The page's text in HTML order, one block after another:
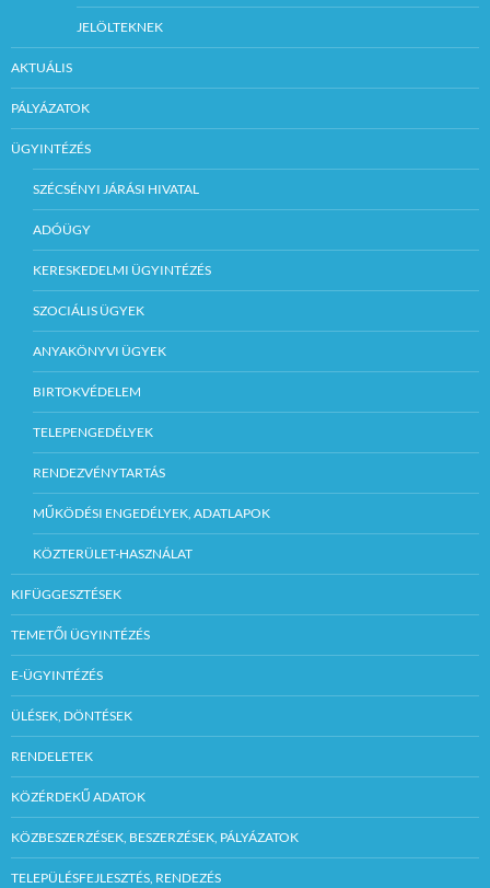
JELÖLTEKNEK
AKTUÁLIS
PÁLYÁZATOK
ÜGYINTÉZÉS
SZÉCSÉNYI JÁRÁSI HIVATAL
ADÓÜGY
KERESKEDELMI ÜGYINTÉZÉS
SZOCIÁLIS ÜGYEK
ANYAKÖNYVI ÜGYEK
BIRTOKVÉDELEM
TELEPENGEDÉLYEK
RENDEZVÉNYTARTÁS
MŰKÖDÉSI ENGEDÉLYEK, ADATLAPOK
KÖZTERÜLET-HASZNÁLAT
KIFÜGGESZTÉSEK
TEMETŐI ÜGYINTÉZÉS
E-ÜGYINTÉZÉS
ÜLÉSEK, DÖNTÉSEK
RENDELETEK
KÖZÉRDEKŰ ADATOK
KÖZBESZERZÉSEK, BESZERZÉSEK, PÁLYÁZATOK
TELEPÜLÉSFEJLESZTÉS, RENDEZÉS